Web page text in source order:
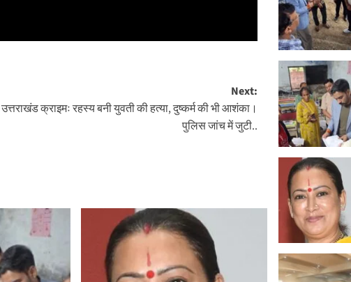
Next:
उत्तराखंड क्राइमः रहस्य बनी युवती की हत्या, दुष्कर्म की भी आशंका।
पुलिस जांच में जुटी..